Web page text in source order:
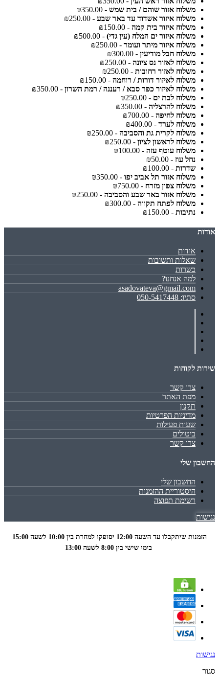
משלוח אזור שוהם / בית שמש - ₪350.00
משלוח איזור אשדוד עד באר שבע - ₪250.00
משלוח איזור בית קמה - ₪150.00
משלוח איזור ים המלח (עין גדי) - ₪500.00
משלוח איזור מיתר ועומר - ₪250.00
משלוח חבל מודיעין - ₪300.00
משלוח לאזור נס ציונה - ₪250.00
משלוח לאזור רחובות - ₪250.00
משלוח לאיזור דורות / רוחמה - ₪150.00
משלוח לאיזור כפר סבא / רעננה / רמת השרון - ₪350.00
משלוח לבת ים - ₪250.00
משלוח להרצליה - ₪350.00
משלוח לחיפה - ₪700.00
משלוח לערד - ₪400.00
משלוח לקרית גת והסביבה - ₪250.00
משלוח לראשון לציון - ₪250.00
משלוח עוטף עזה - ₪100.00
נחל עוז - ₪50.00
שדרות - ₪100.00
משלוח אזור תל אביב יפו - ₪350.00
משלוח צפון מזרח - ₪750.00
משלוח אזור באר שבע והסביבה - ₪250.00
משלוח לפתח תקווה - ₪300.00
נתיבות - ₪150.00
אודות
אודות
שאלות ותשובות
כשרות
למה אנחנו?
asadovateva@gmail.com
סתיו: 050-5417448
שירות לקוחות
צרו קשר
מפת האתר
תקנון
מדיניות הפרטיות
שעות פעילות
ביטולים
צרו קשר
החשבון שלי
החשבון שלי
היסטוריית ההזמנות
רשימת תפוצה
נגישות
הזמנות שיתקבלו עד השעה 12:00 יסופקו למחרת בין 10:00 לשעה
15:00
נגישות
סגור